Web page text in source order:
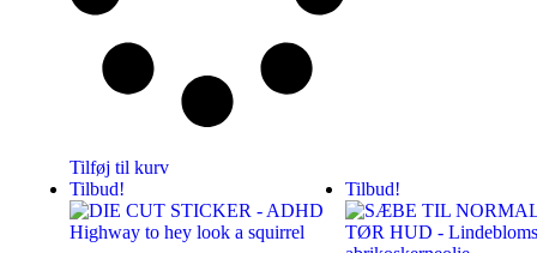
Tilføj til kurv
Tilbud! Tilbud!